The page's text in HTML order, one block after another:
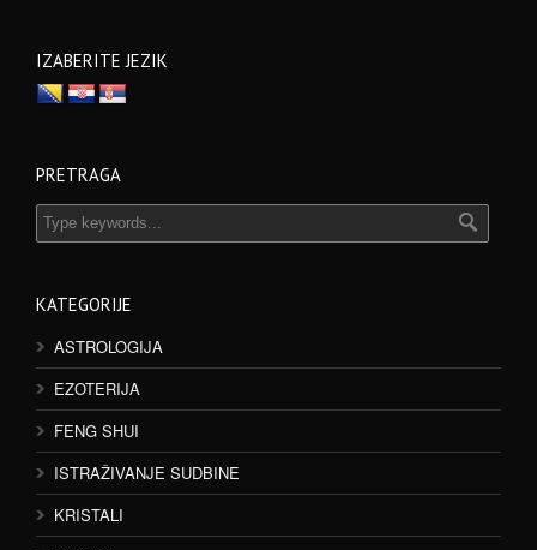
IZABERITE JEZIK
PRETRAGA
KATEGORIJE
ASTROLOGIJA
EZOTERIJA
FENG SHUI
ISTRAŽIVANJE SUDBINE
KRISTALI